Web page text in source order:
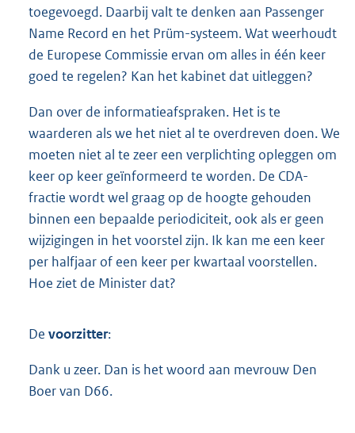
toegevoegd. Daarbij valt te denken aan Passenger
Name Record en het Prüm-systeem. Wat weerhoudt
de Europese Commissie ervan om alles in één keer
goed te regelen? Kan het kabinet dat uitleggen?
Dan over de informatieafspraken. Het is te
waarderen als we het niet al te overdreven doen. We
moeten niet al te zeer een verplichting opleggen om
keer op keer geïnformeerd te worden. De CDA-
fractie wordt wel graag op de hoogte gehouden
binnen een bepaalde periodiciteit, ook als er geen
wijzigingen in het voorstel zijn. Ik kan me een keer
per halfjaar of een keer per kwartaal voorstellen.
Hoe ziet de Minister dat?
De voorzitter:
Dank u zeer. Dan is het woord aan mevrouw Den
Boer van D66.